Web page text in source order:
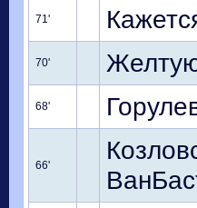
71'
70' Желтую
68'
66'